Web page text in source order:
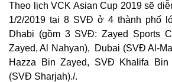
Hồ sơ
E-
Theo lịch VCK Asian Cup 2019 sẽ
1/2/2019 tại 8 SVĐ ở 4 thành phố
Dhabi (gồm 3 SVĐ: Zayed Sports
Zayed, Al Nahyan), Dubai (SVĐ Al-
Hazza Bin Zayed, SVĐ Khalifa Bin
(SVĐ Sharjah)./.